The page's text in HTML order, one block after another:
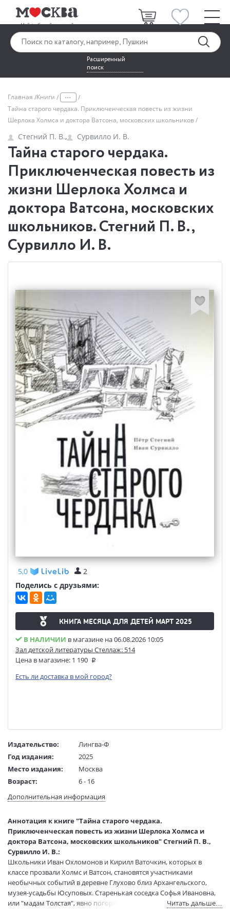
Расширенный
поиск
Главная Книги ...
Тайна старого чердака. Приключенческая повесть из жизни
Шерлока Холмса и доктора Ватсона, московских школьников
Стегний П. В., Сурвилло И. В.
Тайна старого чердака.
Приключенческая повесть из
жизни Шерлока Холмса и
доктора Ватсона, московских
школьников. Стегний П. В.,
Сурвилло И. В.
5,0
2
Поделись с друзьями:
КНИГА МЕСЯЦА ДЛЯ ДЕТЕЙ МАРТ 2025
В НАЛИЧИИ в магазине на 06.08.2026 10:05
Зал детской литературы Стеллаж: 514
Цена в магазине: 1 190
Есть ли доставка в мой город?
Издательство:
Лингва-Ф
Год издания:
2025
Место издания:
Москва
Возраст:
6 - 16
Язык текста:
русский
Тип обложки:
Твердый переплет
Иллюстраторы:
инокиня Магдалина (Преферансова)
Формат:
Размеры в мм
(ДхШхВ):
220x165x18
Вес:
465 гр.
Страниц:
160
Тираж:
1000 экз.
Дополнительная информация
Аннотация к книге "Тайна старого чердака.
Приключенческая повесть из жизни Шерлока Холмса и
доктора Ватсона, московских школьников" Стегний П. В.,
Сурвилло И. В.:
Школьники Иван Охломонов и Кирилл Ваточкин, которых в
классе прозвали Холмс и Ватсон, становятся участниками
необычных событий в деревне Глухово близ Архангельского,
музея-усадьбы Юсуповых. Старенькая соседка Софья Ивановна,
или "мадам Толстая", явно погорячилась с продажей сарая
Читать дальше…